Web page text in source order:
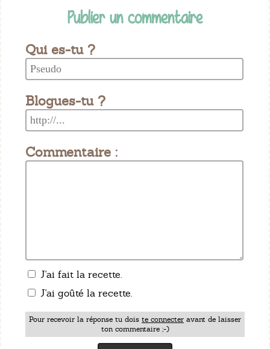
Publier un commentaire
Qui es-tu ?
Blogues-tu ?
Commentaire :
J'ai fait la recette.
J'ai goûté la recette.
Pour recevoir la réponse tu dois te connecter avant de laisser
ton commentaire ;-)